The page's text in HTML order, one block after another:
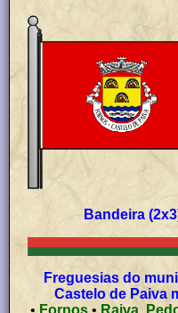
Bandeira
Freguesias do
Castelo de Paiva
•Fornos• Raiva,